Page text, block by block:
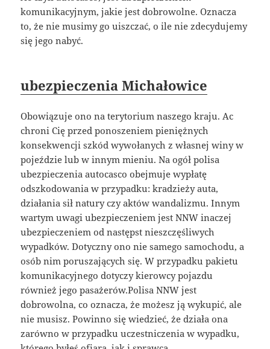
komunikacyjnym, jakie jest dobrowolne. Oznacza
to, że nie musimy go uiszczać, o ile nie zdecydujemy
się jego nabyć.
ubezpieczenia Michałowice
Obowiązuje ono na terytorium naszego kraju. Ac
chroni Cię przed ponoszeniem pieniężnych
konsekwencji szkód wywołanych z własnej winy w
pojeździe lub w innym mieniu. Na ogół polisa
ubezpieczenia autocasco obejmuje wypłatę
odszkodowania w przypadku: kradzieży auta,
działania sił natury czy aktów wandalizmu. Innym
wartym uwagi ubezpieczeniem jest NNW inaczej
ubezpieczeniem od następst nieszczęśliwych
wypadków. Dotyczny ono nie samego samochodu, a
osób nim poruszających się. W przypadku pakietu
komunikacyjnego dotyczy kierowcy pojazdu
również jego pasażerów.Polisa NNW jest
dobrowolna, co oznacza, że możesz ją wykupić, ale
nie musisz. Powinno się wiedzieć, że działa ona
zarówno w przypadku uczestniczenia w wypadku,